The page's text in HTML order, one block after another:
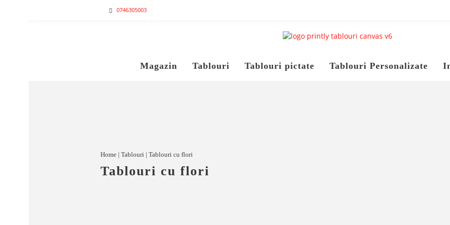
0746305003
Magazin Tablouri Tablouri pictate Tablouri Personalizate
Home | Tablouri | Tablouri cu flori
Tablouri cu flori